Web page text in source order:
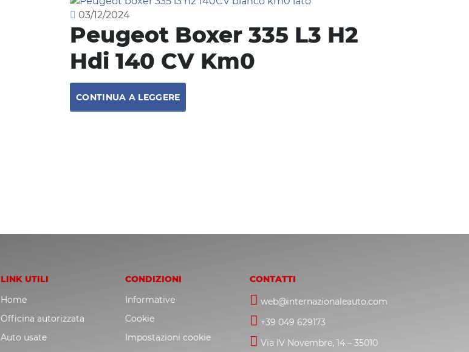
03/12/2024
Peugeot Boxer 335 L3 H2
Hdi 140 CV Km0
CONTINUA A LEGGERE
LINK UTILI
Home
Officina autorizzata
Auto usate
CONDIZIONI
Informative
Cookie
Impostazioni cookie
CONTATTI
web@internazionaleauto.com
+39 049 629173
Via IV Novembre, 14 – 35010